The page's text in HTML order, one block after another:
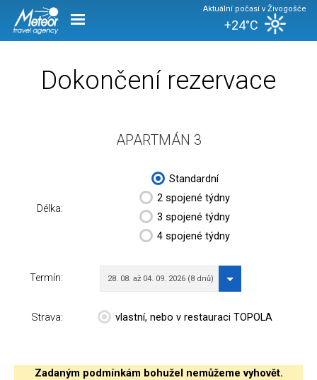
Aktuální počasí v Živogošće
+24°C
Dokončení rezervace
APARTMÁN 3
Délka:
Standardní
2 spojené týdny
3 spojené týdny
4 spojené týdny
Termín: 28. 08. až 04. 09. 2026 (8 dnů)
Strava: vlastní, nebo v restauraci TOPOLA
Zadaným podmínkám bohužel nemůžeme vyhovět.